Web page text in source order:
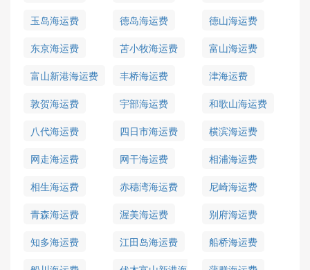
玉岛海运费
德岛海运费
德山海运费
东京海运费
苫小牧海运费
富山海运费
富山新港海运费
丰桥海运费
津海运费
敦贺海运费
宇部海运费
和歌山海运费
八代海运费
四日市海运费
横滨海运费
网走海运费
网干海运费
相浦海运费
相生海运费
赤穗湾海运费
尼崎海运费
青森海运费
渥美海运费
别府海运费
知多海运费
江田岛海运费
船桥海运费